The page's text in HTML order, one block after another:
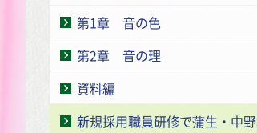
第1章 音の色
第2章 音の理
資料編
新規採用職員研修で蒲生・中